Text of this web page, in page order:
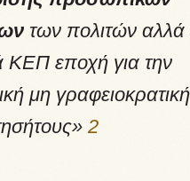
των πολιτών αλλά
ΚΕΠ εποχή για την
μη γραφειοκρατική
2